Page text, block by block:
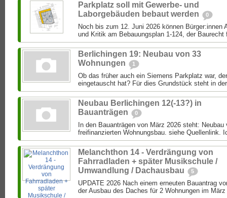
Parkplatz soll mit Gewerbe- und
Laborgebäuden bebaut werden
0
Noch bis zum 12. Juni 2026 können Bürger:innen
und Kritik am Bebauungsplan 1-124, der Baurecht
Berlichingen 19: Neubau von 33
Wohnungen
1
Ob das früher auch ein Siemens Parkplatz war,
eingetauscht hat? Für dies Grundstück steht in
Neubau Berlichingen 12(-13?) in
Bauanträgen
0
In den Bauanträgen von März 2026 steht: Neubau
freifinanzierten Wohnungsbau. siehe Quellenlink.
Melanchthon 14 - Verdrängung von
Fahrradladen + später Musikschule /
Umwandlung / Dachausbau
5
UPDATE 2026 Nach einem erneuten Bauantrag
der Ausbau des Daches für 2 Wohnungen im